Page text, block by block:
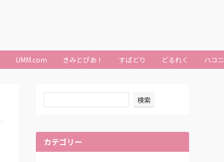
UMM.com きみとぴあ！ すぱどり どるれく ハコ
検索
カテゴリー